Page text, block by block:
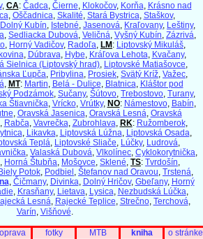
, CA: Čadca, Čierne, Klokočov, Korňa, Krásno nad
, Oščadnica, Skalité, Stará Bystrica, Staškov,
Dolný Kubín, Istebné, Jasenová, Kraľovany, Leštiny,
, Sedliacka Dubová, Veličná, Vyšný Kubín, Zázrivá,
, Horný Vadičov, Radoľa, LM : Liptovský Mikuláš,
, Dúbrava, Hybe, Kráľova Lehota, Kvačany,
Sielnica (Liptovský hrad), Liptovské Matiašovce,
Ľupča, Pribylina, Prosiek, Svätý Kríž, Važec,
, MT: Martin, Belá - Dulice, Blatnica, Kláštor pod
Podzámok, Sučany, Šútovo, Trebostovo, Turany,
Štiavnička, Vrícko, Vrútky, NO: Námestovo, Babín,
, Oravská Jasenica, Oravská Lesná, Oravská
, Rabča, Vavrečka, Zubrohlava, RK: Ružomberok,
, Likavka, Liptovská Lúžna, Liptovská Osada,
Teplá, Liptovské Sliače, Lúčky, Ludrová,
, Valaská Dubová, Vlkolínec, Cyklokorytnička,
, Horná Štubňa, Mošovce, Sklené, TS: Tvrdošín,
Potok, Podbiel , Štefanov nad Oravou, Trstená,
, Čičmany, Divinka, Dolný Hričov, Gbeľany, Horný
, Krasňany, Lietava, Lysica, Nezbudská Lúčka,
Lesná, Rajecké Teplice, Strečno, Terchová,
Varín, Višňové.
fotky MTB kniha o stránke